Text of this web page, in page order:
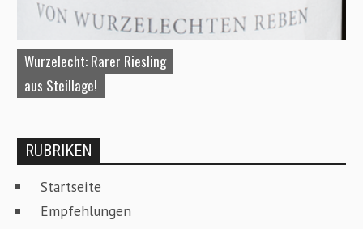
Wurzelecht: Rarer Riesling
aus Steillage!
RUBRIKEN
Startseite
Empfehlungen